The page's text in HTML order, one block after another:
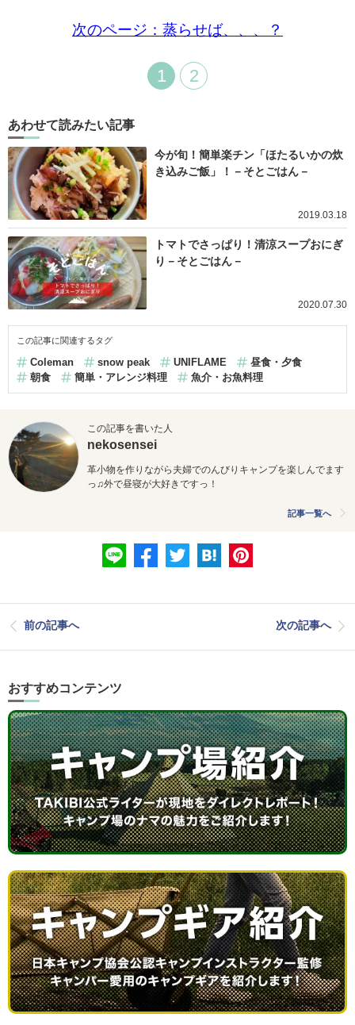
次のページ：蒸らせば、、、？
1 2
あわせて読みたい記事
今が旬！簡単楽チン「ほたるいかの炊
き込みご飯」！－そとごはん－
2019.03.18
トマトでさっぱり！清涼スープおにぎ
り－そとごはん－
2020.07.30
この記事に関連するタグ
Coleman snow peak UNIFLAME
昼食・夕食
朝食
簡単・アレンジ料理 魚介・お魚料理
この記事を書いた人
nekosensei
革小物を作りながら夫婦でのんびりキャンプを楽しんでます
っ♫外で昼寝が大好きですっ！
記事一覧へ
前の記事へ 次の記事へ
おすすめコンテンツ